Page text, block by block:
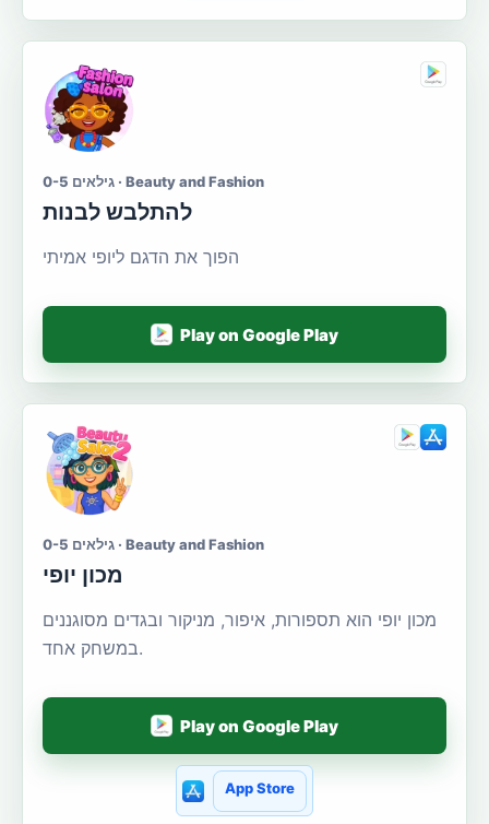
גילאים 0-5 · Beauty and Fashion
להתלבש לבנות
הפוך את הדגם ליופי אמיתי
Play on Google Play
גילאים 0-5 · Beauty and Fashion
מכון יופי
מכון יופי הוא תספורות, איפור, מניקור ובגדים מסוגננים
במשחק אחד.
Play on Google Play
App Store